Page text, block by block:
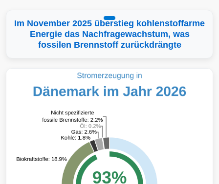
Im November 2025 überstieg kohlenstoffarme
Energie das Nachfragewachstum, was
fossilen Brennstoff zurückdrängte